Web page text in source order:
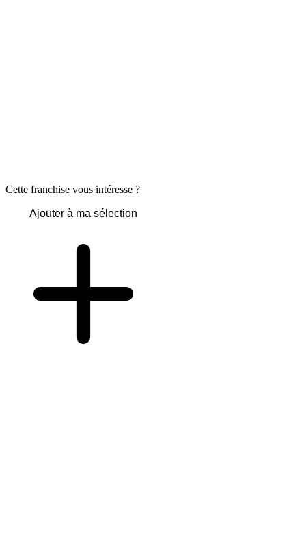
Cette franchise vous intéresse ?
Ajouter à ma sélection